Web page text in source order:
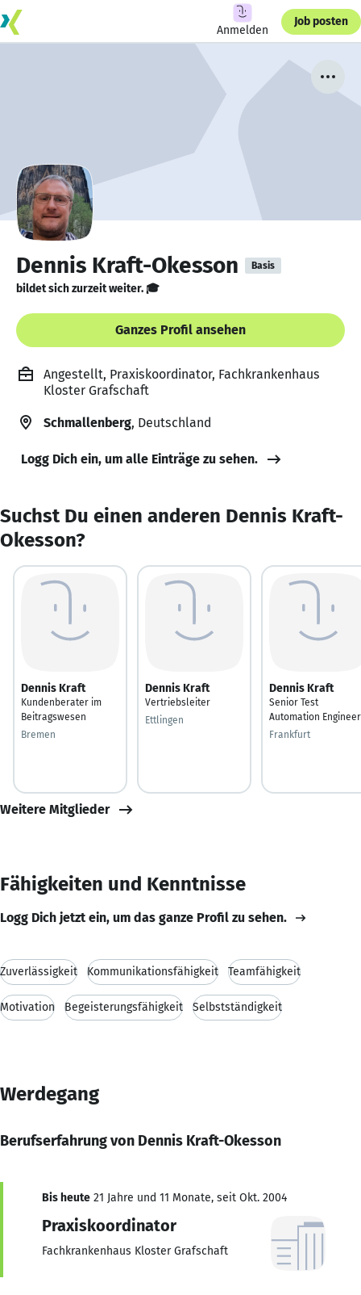
Anmelden
Job posten
Dennis Kraft-Okesson Basis
bildet sich zurzeit weiter. 🎓
Ganzes Profil ansehen
Angestellt, Praxiskoordinator, Fachkrankenhaus
Kloster Grafschaft
Schmallenberg, Deutschland
Logg Dich ein, um alle Einträge zu sehen.
Suchst Du einen anderen Dennis Kraft-
Okesson?
Dennis Kraft
Kundenberater im
Beitragswesen
Bremen
Dennis Kraft
Vertriebsleiter
Ettlingen
Dennis Kraft
Senior Test
Automation Engineer
Frankfurt
Weitere Mitglieder
Fähigkeiten und Kenntnisse
Logg Dich jetzt ein, um das ganze Profil zu sehen.
Zuverlässigkeit Kommunikationsfähigkeit Teamfähigkeit
Motivation Begeisterungsfähigkeit Selbstständigkeit
Werdegang
Berufserfahrung von Dennis Kraft-Okesson
Bis heute 21 Jahre und 11 Monate, seit Okt. 2004
Praxiskoordinator
Fachkrankenhaus Kloster Grafschaft